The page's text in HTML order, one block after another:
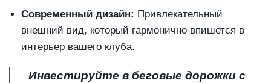
Современный дизайн: Привлекательный
внешний вид, который гармонично впишется в
интерьер вашего клуба.
Инвестируйте в беговые дорожки с